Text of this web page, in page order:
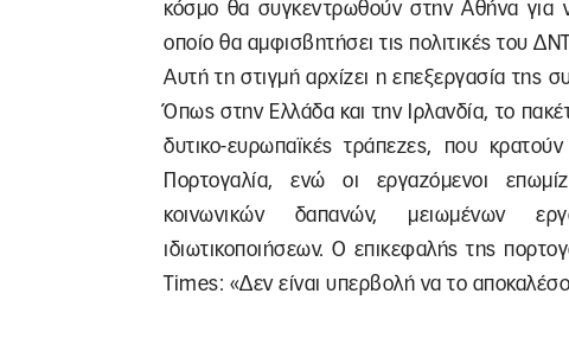
κόσμο θα συγκεντρωθούν στην Αθήνα για
οποίο θα αμφισβητήσει τις πολιτικές του
Αυτή τη στιγμή αρχίζει η επεξεργασία της
Όπως στην Ελλάδα και την Ιρλανδία, το
δυτικο-ευρωπαϊκές τράπεζες, που
Πορτογαλία, ενώ οι εργαζόμενοι
κοινωνικών δαπανών, μειωμένων
ιδιωτικοποιήσεων. Ο επικεφαλής της
Times: «Δεν είναι υπερβολή να το